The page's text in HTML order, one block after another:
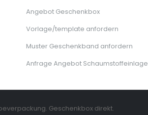
Angebot Geschenkbox
Vorlage/template anfordern
Muster Geschenkband anfordern
Anfrage Angebot Schaumstoffeinlage
Geschenkbox direkt.